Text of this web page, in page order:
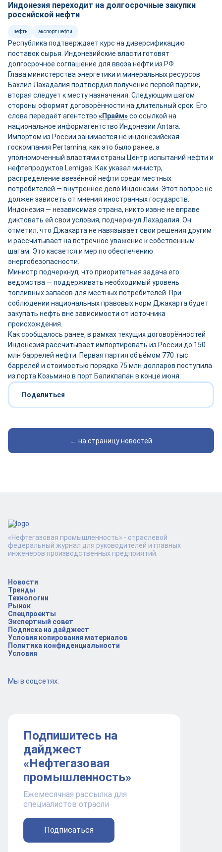
Индонезия переходит на долгосрочные закупки
российской нефти
нефть экспорт нефти
Республика подтверждает курс на диверсификацию
поставок сырья. Индонезийские власти готовят
долгосрочное соглашение для ввоза нефти из РФ.
Глава министерства энергетики и минеральных ресурсов
Бахлил Лахадалия подтвердил получение первой партии,
вторая следует к месту назначения. Следующим шагом
стороны оформят договорённости на длительный срок. Его
слова передаёт агентство «Прайм»со ссылкой на
национальное информагентство Индонезии Antara.
Импортом из России занимается не индонезийская
госкомпания Pertamina, как это было ранее, а
уполномоченный властями страны Центр испытаний нефти и
нефтепродуктов Lemigas. Как указал министр,
распределение ввезённой нефти среди местных
потребителей — внутреннее дело Индонезии. Этот вопрос не
должен зависеть от мнения иностранных государств.
Индонезия — независимая страна, никто извне не вправе
диктовать ей свои условия, подчеркнул Лахадалия. Он
отметил, что Джакарта не навязывает свои решения другим
и рассчитывает на встречное уважение к собственным
шагам. Это касается и мер по обеспечению
энергобезопасности.
Министр подчеркнул, что приоритетная задача его
ведомства — поддерживать необходимый уровень
топливных запасов для местных потребителей. При
соблюдении национальных правовых норм Джакарта будет
закупать нефть вне зависимости от источника
происхождения.
Как сообщалось ранее, в рамках текущих договорённостей
Индонезия рассчитывает импортировать из России до 150
млн баррелей нефти. Первая партия объёмом 770 тыс.
баррелей и стоимостью порядка 75 млн долларов поступила
из порта Козьмино в порт Баликпапан в конце июня.
Поделиться
← на страницу новостей
Новости
Тренды
Технологии
Рынок
Спецпроекты
Экспертный совет
Подписка на дайджест
Условия копирования материалов
Политика конфиденциальности
Условия
Мы в соцсетях:
Подпишитесь на
дайджест
«Нефтегазовая
промышленность»
Ежемесячная рассылка для
специалистов отрасли
Подписаться
«Нефтегазовая промышленность» - отраслевой
федеральный журнал для руководителей и главных
инженеров производственных предприятий.